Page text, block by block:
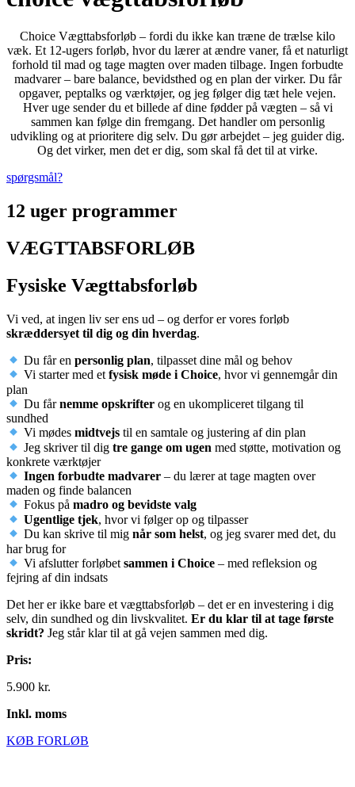
Choice Vægttabsforløb – fordi du ikke kan træne de trælse kilo
væk. Et 12-ugers forløb, hvor du lærer at ændre vaner, få et naturligt
forhold til mad og tage magten over maden tilbage. Ingen forbudte
madvarer – bare balance, bevidsthed og en plan der virker. Du får
opgaver, peptalks og værktøjer, og jeg følger dig tæt hele vejen.
Hver uge sender du et billede af dine fødder på vægten – så vi
sammen kan følge din fremgang. Det handler om personlig
udvikling og at prioritere dig selv. Du gør arbejdet – jeg guider dig.
Og det virker, men det er dig, som skal få det til at virke.
spørgsmål?
12 uger programmer
VÆGTTABSFORLØB
Fysiske Vægttabsforløb
Vi ved, at ingen liv ser ens ud – og derfor er vores forløb
skræddersyet til dig og din hverdag.
Du får enpersonlig plan, tilpasset dine mål og behov
Vi starter med etfysisk møde i Choice, hvor vi gennemgår din
plan
Du fårnemme opskrifter og en ukompliceret tilgang til
sundhed
Vi mødesmidtvejs til en samtale og justering af din plan
Jeg skriver til digtre gange om ugen med støtte, motivation og
konkrete værktøjer
Ingen forbudte madvarer – du lærer at tage magten over
maden og finde balancen
Fokus påmadro og bevidste valg
Ugentlige tjek, hvor vi følger op og tilpasser
Du kan skrive til mignår som helst, og jeg svarer med det, du
har brug for
Vi afslutter forløbetsammen i Choice – med refleksion og
fejring af din indsats
Det her er ikke bare et vægttabsforløb – det er en investering i dig
selv, din sundhed og din livskvalitet. Er du klar til at tage første
skridt? Jeg står klar til at gå vejen sammen med dig.
Pris:
5.900 kr.
Inkl. moms
KØB FORLØB